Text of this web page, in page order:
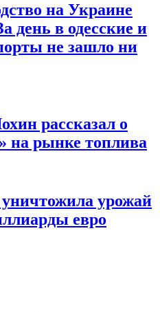
на Украине
день в одесские и
не зашло ни
рассказал о
на рынке топлива
урожай
евро